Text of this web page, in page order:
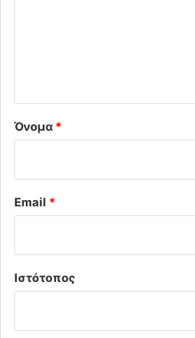
Όνομα *
Email *
Ιστότοπος